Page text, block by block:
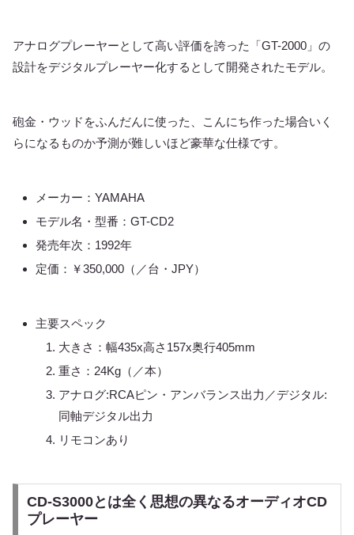
アナログプレーヤーとして高い評価を誇った「GT-2000」の
設計をデジタルプレーヤー化するとして開発されたモデル。
砲金・ウッドをふんだんに使った、こんにち作った場合いく
らになるものか予測が難しいほど豪華な仕様です。
メーカー：YAMAHA
モデル名・型番：GT-CD2
発売年次：1992年
定価：￥350,000（／台・JPY）
主要スペック
大きさ：幅435x高さ157x奥行405mm
重さ：24Kg（／本）
アナログ:RCAピン・アンバランス出力／デジタル:
同軸デジタル出力
リモコンあり
CD-S3000とは全く思想の異なるオーディオCD
プレーヤー